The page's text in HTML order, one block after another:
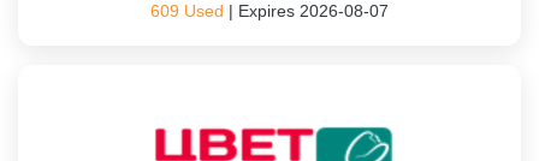
609 Used | Expires 2026-08-07